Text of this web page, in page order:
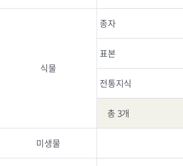
식물
종자
표본
전통지식
총 3개
미생물